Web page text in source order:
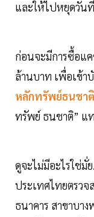
และให้ไปหยุดวัน
ก่อนจะมีการซื้อแ
ล้านบาท เพื่อเข้า
หลักทรัพย์ธนชาติ
ทรัพย์ ธนชาติ” แ
ดูจะไม่มีอะไรใช่มั่
ประเทศไทยตรว
ธนาคาร สาขาบา